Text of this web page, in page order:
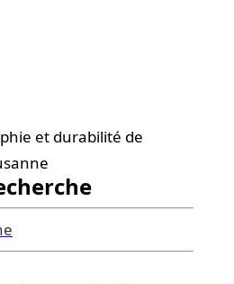
et durabilité de